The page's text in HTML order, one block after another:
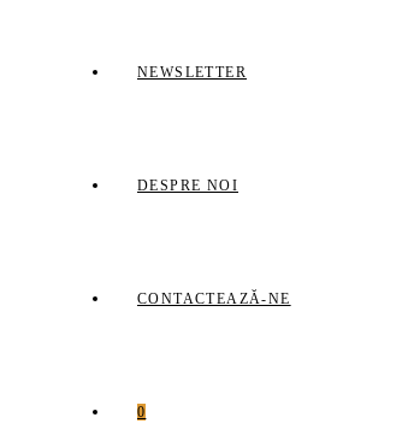
NEWSLETTER
DESPRE NOI
CONTACTEAZĂ-NE
0